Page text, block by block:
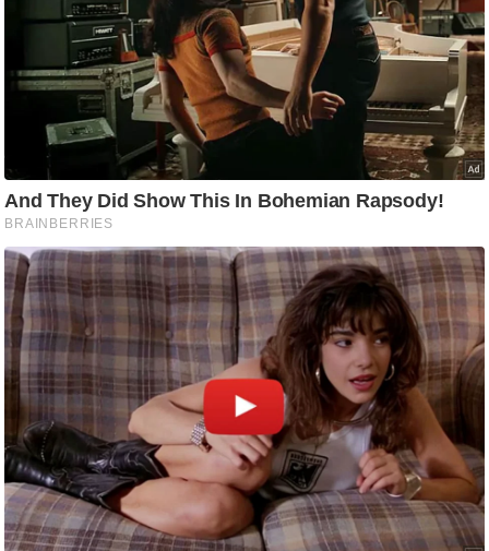
आ
चा
य
र
स
मी
क्षा
ध
र्म
ज्यो
ति
ष
प्र